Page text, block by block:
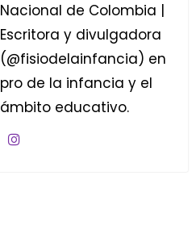
Nacional de Colombia |
Escritora y divulgadora
(@fisiodelainfancia) en
pro de la infancia y el
ámbito educativo.